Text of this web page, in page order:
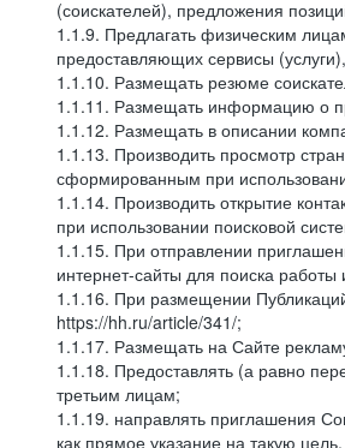
(соискателей), предложения
1.1.9. Предлагать физическим
предоставляющих сервисы
1.1.10. Размещать резюме
1.1.11. Размещать информацию о
1.1.12. Размещать в описании
1.1.13. Производить просмотр
сформированным при
1.1.14. Производить открытие
при использовании поисковой
1.1.15. При отправлении
интернет-сайты для поиска
1.1.16. При размещении
https://hh.ru/article/341/;
1.1.17. Размещать на Сайте
1.1.18. Предоставлять (а равно
третьим лицам;
1.1.19. направлять приглашения
как прямое указание на такую